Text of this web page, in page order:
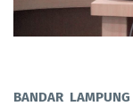
BANDAR LAMPUNG